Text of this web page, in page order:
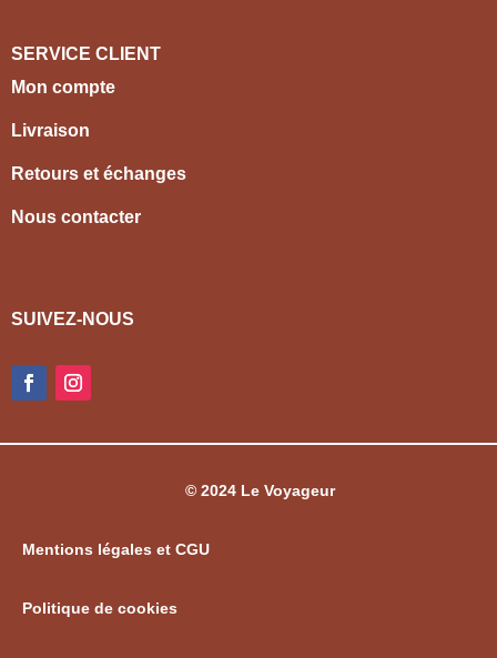
SERVICE CLIENT
Mon compte
Livraison
Retours et échanges
Nous contacter
SUIVEZ-NOUS
© 2024 Le Voyageur
Mentions légales et CGU
Politique de cookies